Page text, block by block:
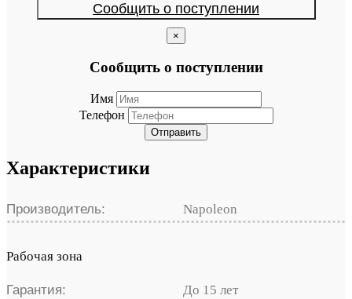
Сообщить о поступлении
×
Сообщить о поступлении
Имя
Телефон
Отправить
Характеристики
Производитель: Napoleon
Рабочая зона
Гарантия:
До 15 лет